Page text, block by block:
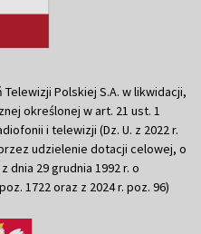
Polskiej S.A. w likwidacji,
określonej w art. 21 ust. 1
i telewizji (Dz. U. z 2022 r.
udzielenie dotacji celowej, o
dnia 29 grudnia 1992 r. o
1722 oraz z 2024 r. poz. 96)